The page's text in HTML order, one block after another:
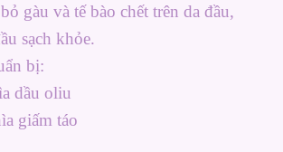
gàu và tế bào chết trên da đầu,
sạch khỏe.
bị:
dầu oliu
giấm táo